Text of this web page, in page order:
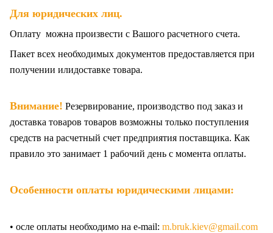
Для юридических лиц.
Оплату можна произвести с Вашого расчетного счета.
Пакет всех необходимых документов предоставляется при
получении илидоставке товара.
Внимание! Резервирование, производство под заказ и
доставка товаров товаров возможны только поступления
средств на расчетный счет предприятия поставщика. Как
правило это занимает 1 рабочий день с момента оплаты.
Особенности оплаты юридическими лицами:
• осле оплаты необходимо на e-mail: m.bruk.kiev@gmail.com